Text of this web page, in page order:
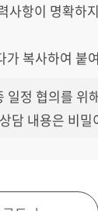
항이 명확하
복사하여 붙
정 협의를 위
담 내용은 비밀